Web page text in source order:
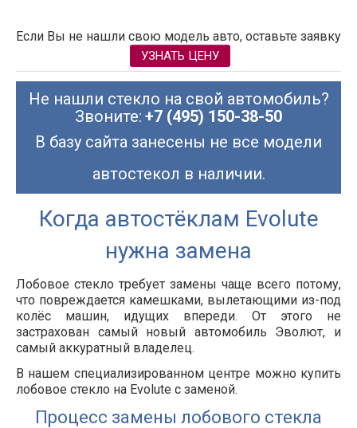
Если Вы не нашли свою модель авто, оставьте заявку
УЗНАТЬ ЦЕНУ
Не нашли стекло на свой автомобиль?
Звоните: +7 (495) 150-38-50
В базу сайта занесены не все модели
автостекол в наличии.
Когда автостёклам Evolute
нужна замена
Лобовое стекло требует замены чаще всего потому,
что повреждается камешками, вылетающими из-под
колёс машин, идущих впереди. От этого не
застрахован самый новый автомобиль Эволют, и
самый аккуратный владелец.
В нашем специализированном центре можно купить
лобовое стекло на Evolute с заменой.
Процесс замены лобового стекла